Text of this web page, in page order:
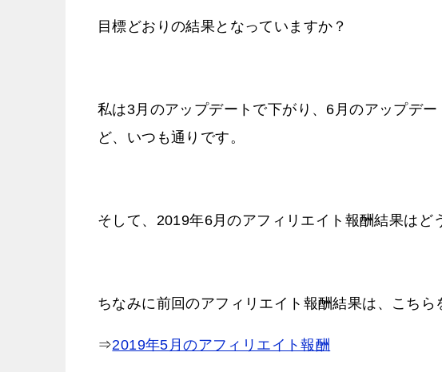
目標どおりの結果となっていますか？
私は3月のアップデートで下がり、6月のアップデ
ど、いつも通りです。
そして、2019年6月のアフィリエイト報酬結果はど
ちなみに前回のアフィリエイト報酬結果は、こちら
⇒2019年5月のアフィリエイト報酬